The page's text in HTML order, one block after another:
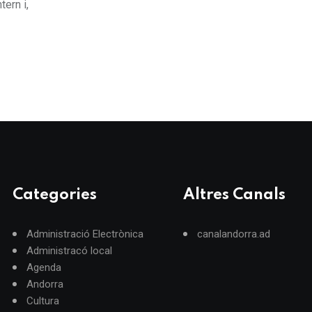
i,
Categories
Administració Electrònica
Administracó local
Agenda
Andorra
Cultura
Altres Canals
canalandorra.ad